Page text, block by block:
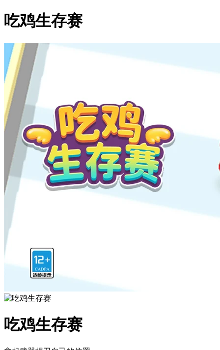
吃鸡生存赛
吃鸡生存赛